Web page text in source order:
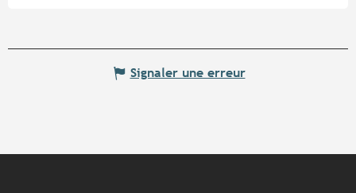
Signaler une erreur